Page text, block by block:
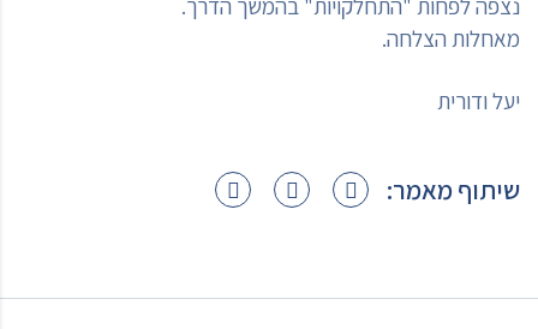
נצפה לפחות "התחלקויות" בהמשך הדרך.
מאחלות הצלחה.
יעל ודורית
שיתוף מאמר: